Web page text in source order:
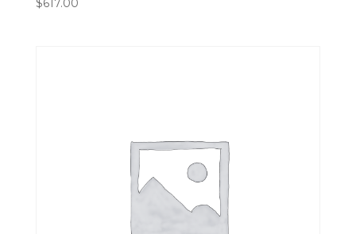
$617.00